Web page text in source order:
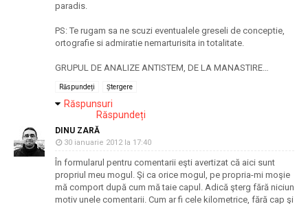
paradis.
PS: Te rugam sa ne scuzi eventualele greseli de conceptie,
ortografie si admiratie nemarturisita in totalitate.
GRUPUL DE ANALIZE ANTISTEM, DE LA MANASTIRE…
Răspundeți Ștergere
Răspunsuri
Răspundeți
DINU ZARĂ
30 ianuarie 2012 la 17:40
În formularul pentru comentarii eşti avertizat că aici sunt
propriul meu mogul. Şi ca orice mogul, pe propria-mi moşie
mă comport după cum mă taie capul. Adică şterg fără niciun
motiv unele comentarii. Cum ar fi cele kilometrice, fără cap şi